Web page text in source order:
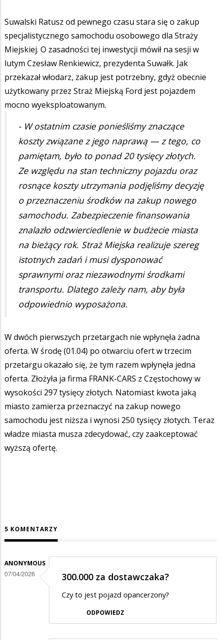
Suwalski Ratusz od pewnego czasu stara się o zakup
specjalistycznego samochodu osobowego dla Straży
Miejskiej. O zasadności tej inwestycji mówił na sesji w
lutym Czesław Renkiewicz, prezydenta Suwałk. Jak
przekazał włodarz, zakup jest potrzebny, gdyż obecnie
użytkowany przez Straż Miejską Ford jest pojazdem
mocno wyeksploatowanym.
- W ostatnim czasie ponieśliśmy znaczące
koszty związane z jego naprawą — z tego, co
pamiętam, było to ponad 20 tysięcy złotych.
Ze względu na stan techniczny pojazdu oraz
rosnące koszty utrzymania podjęliśmy decyzję
o przeznaczeniu środków na zakup nowego
samochodu. Zabezpieczenie finansowania
znalazło odzwierciedlenie w budżecie miasta
na bieżący rok. Straż Miejska realizuje szereg
istotnych zadań i musi dysponować
sprawnymi oraz niezawodnymi środkami
transportu. Dlatego zależy nam, aby była
odpowiednio wyposażona.
W dwóch pierwszych przetargach nie wpłynęła żadna
oferta. W środę (01.04) po otwarciu ofert w trzecim
przetargu okazało się, że tym razem wpłynęła jedna
oferta. Złożyła ja firma FRANK-CARS z Częstochowy w
wysokości 297 tysięcy złotych. Natomiast kwota jaką
miasto zamierza przeznaczyć na zakup nowego
samochodu jest niższa i wynosi 250 tysięcy złotych. Teraz
władze miasta musza zdecydować, czy zaakceptować
wyższą ofertę.
5 KOMENTARZY
ANONYMOUS
07/04/2026 300.000 za dostawczaka?
Czy to jest pojazd opancerzony?
ODPOWIEDZ